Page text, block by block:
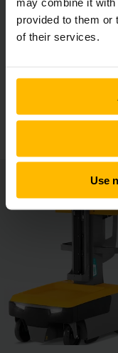
provided to them or
of their services.
Use
Veilig en